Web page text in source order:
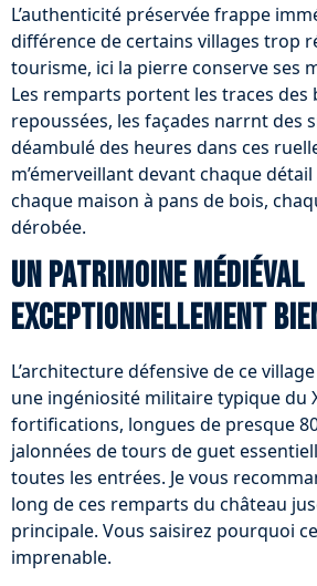
L’authenticité préservée frappe
différence de certains villages trop
tourisme, ici la pierre conserve ses
Les remparts portent les traces des
repoussées, les façades narrnt des
déambulé des heures dans ces
m’émerveillant devant chaque
chaque maison à pans de bois,
dérobée.
Un patrimoine médiéval
exceptionnellement
L’architecture défensive de ce
une ingéniosité militaire typique du
fortifications, longues de presque
jalonnées de tours de guet
toutes les entrées. Je vous
long de ces remparts du château
principale. Vous saisirez pourquoi
imprenable.